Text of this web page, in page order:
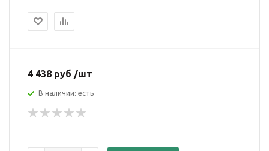
4 438 руб /шт
В наличии: есть